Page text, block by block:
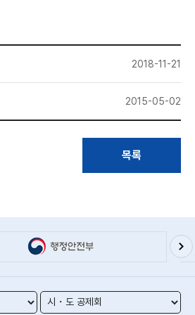
2018-11-21
2015-05-02
목록